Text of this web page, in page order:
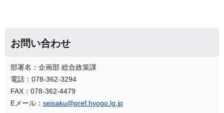
お問い合わせ
部署名：企画部 総合政策課
電話：078-362-3294
FAX：078-362-4479
Eメール： seisaku@pref.hyogo.lg.jp